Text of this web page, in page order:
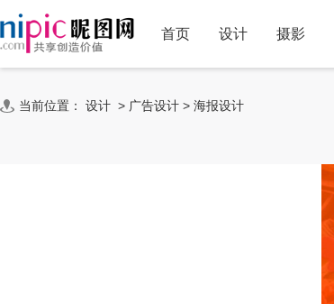
首页 设计 摄影
当前位置： 设计 > 广告设计 > 海报设计